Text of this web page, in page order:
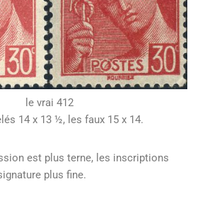
le vrai 412
14 x 13 ½, les faux 15 x 14.
est plus terne, les inscriptions
plus fine.